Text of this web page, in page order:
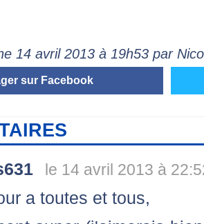
14 avril 2013 à 19h53 par
sur Facebook
le 14 avril 2013 à
a toutes et tous,